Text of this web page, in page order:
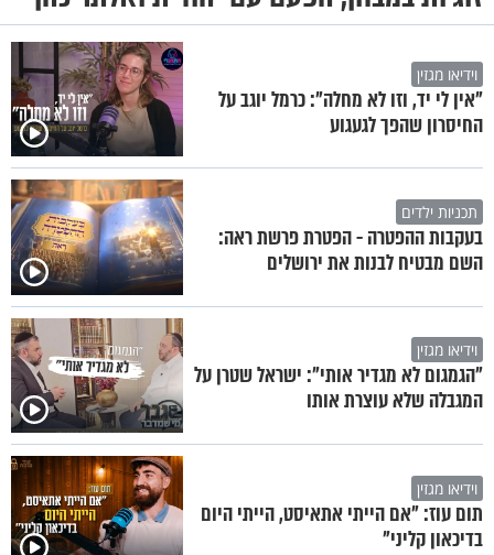
וידיאו מגזין
"אין לי יד, וזו לא מחלה": כרמל יוגב על
החיסרון שהפך לגעגוע
תכניות ילדים
בעקבות ההפטרה - הפטרת פרשת ראה:
השם מבטיח לבנות את ירושלים
וידיאו מגזין
"הגמגום לא מגדיר אותי": ישראל שטרן על
המגבלה שלא עוצרת אותו
וידיאו מגזין
תום עוז: "אם הייתי אתאיסט, הייתי היום
בדיכאון קליני"